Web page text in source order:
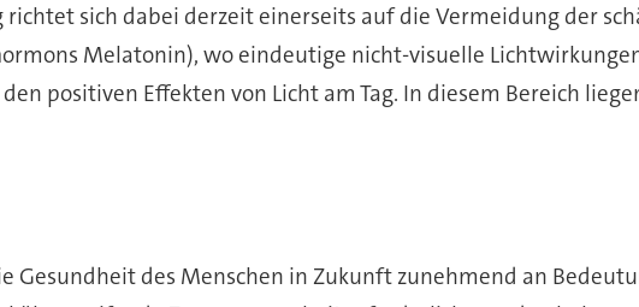
sich dabei derzeit einerseits auf die Vermeidung der
Melatonin), wo eindeutige nicht-visuelle
positiven Effekten von Licht am Tag. In diesem Bereich
Gesundheit des Menschen in Zukunft zunehmend an